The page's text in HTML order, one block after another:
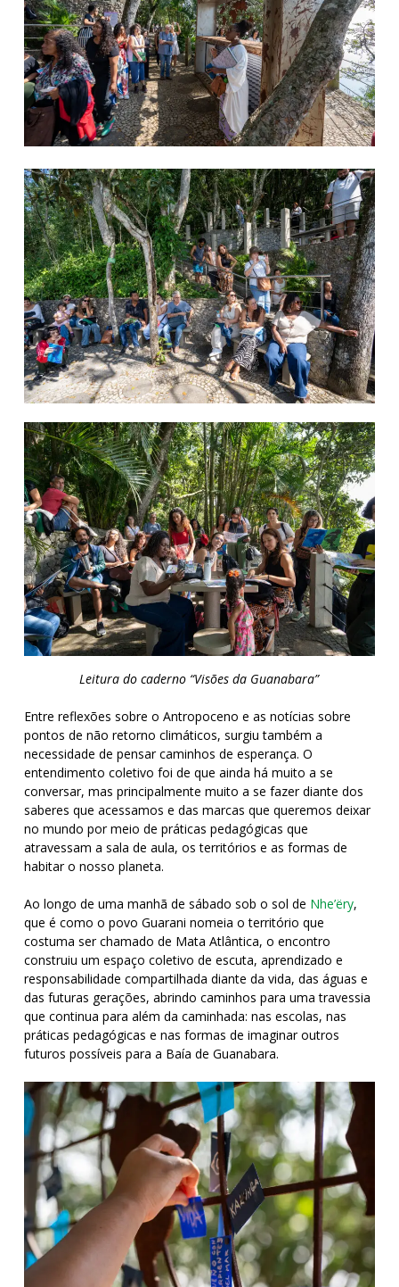
Leitura do caderno “Visões da Guanabara”
Entre reflexões sobre o Antropoceno e as notícias sobre
pontos de não retorno climáticos, surgiu também a
necessidade de pensar caminhos de esperança. O
entendimento coletivo foi de que ainda há muito a se
conversar, mas principalmente muito a se fazer diante dos
saberes que acessamos e das marcas que queremos deixar
no mundo por meio de práticas pedagógicas que
atravessam a sala de aula, os territórios e as formas de
habitar o nosso planeta.
Ao longo de uma manhã de sábado sob o sol de Nhe’ëry,
que é como o povo Guarani nomeia o território que
costuma ser chamado de Mata Atlântica, o encontro
construiu um espaço coletivo de escuta, aprendizado e
responsabilidade compartilhada diante da vida, das águas e
das futuras gerações, abrindo caminhos para uma travessia
que continua para além da caminhada: nas escolas, nas
práticas pedagógicas e nas formas de imaginar outros
futuros possíveis para a Baía de Guanabara.